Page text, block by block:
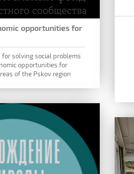
opportunities for
for solving social problems
opportunities for
of the Pskov region